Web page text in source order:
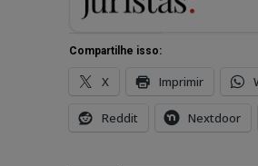
Compartilhe isso:
X Imprimir
Reddit Nextdoor